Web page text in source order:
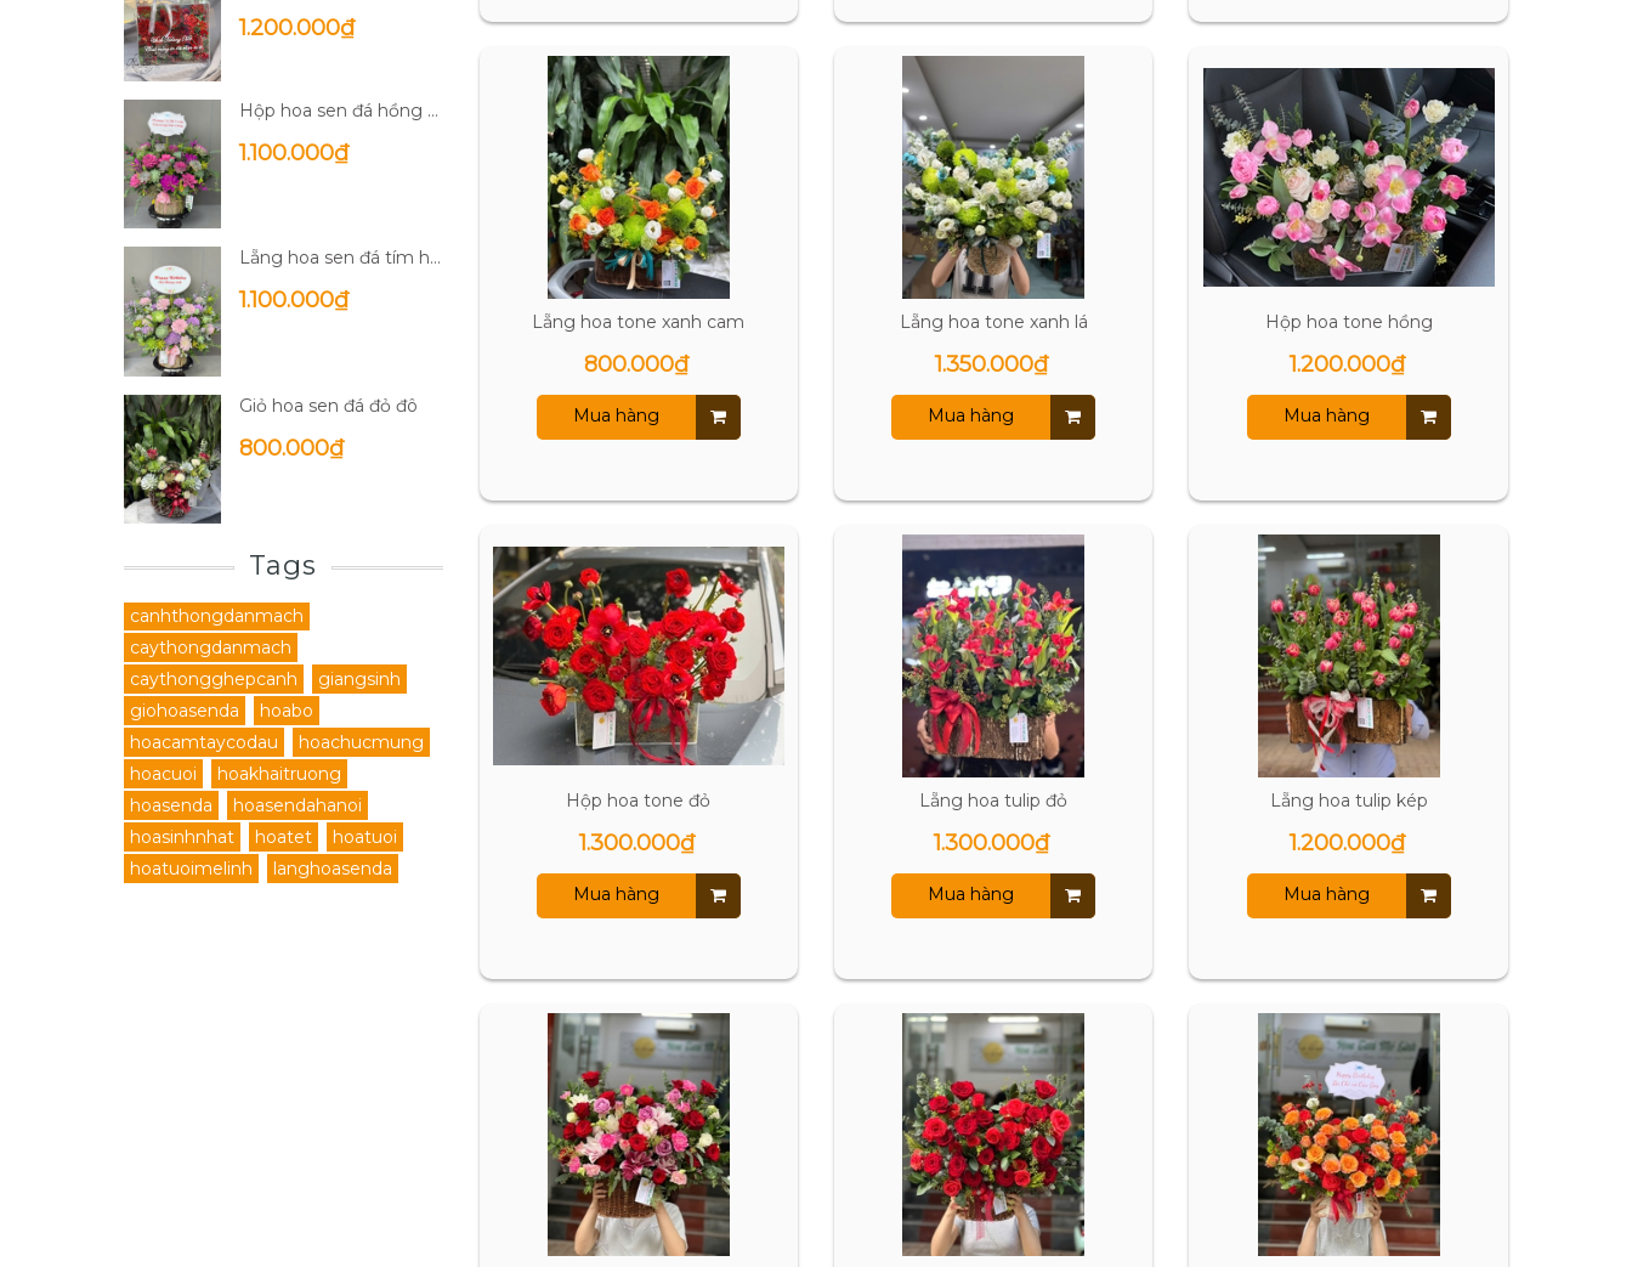
Lẵng hoa tone xanh cam
800.000₫
Mua hàng
Lẵng hoa tone xanh lá
1.350.000₫
Mua hàng
Hộp hoa tone hồng
1.200.000₫
Mua hàng
Hộp hoa tone đỏ
1.300.000₫
Mua hàng
Lẵng hoa tulip đỏ
1.300.000₫
Mua hàng
Lẵng hoa tulip kép
1.200.000₫
Mua hàng
1.200.000₫
Hộp hoa sen đá hồng đậm
1.100.000₫
Lẵng hoa sen đá tím hồng
1.100.000₫
Giỏ hoa sen đá đỏ đô
800.000₫
Tags
canhthongdanmach
caythongdanmach
caythongghepcanh
giangsinh
giohoasenda
hoabo
hoacamtaycodau
hoachucmung
hoacuoi
hoakhaitruong
hoasenda
hoasendahanoi
hoasinhnhat
hoatet
hoatuoi
hoatuoimelinh
langhoasenda